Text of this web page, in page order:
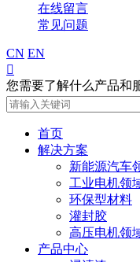
在线留言
常见问题
CN EN

您需要了解什么产品和
首页
解决方案
新能源汽车
工业电机领
环保型材料
灌封胶
高压电机领
产品中心